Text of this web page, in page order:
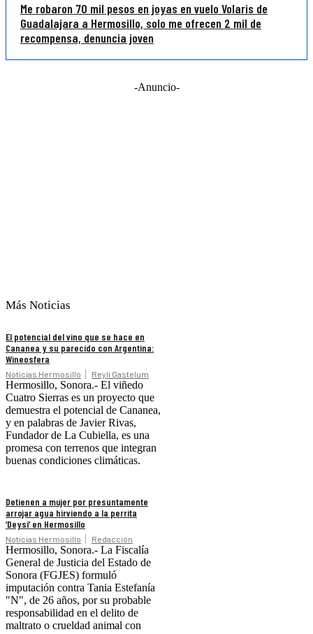
Me robaron 70 mil pesos en joyas en vuelo Volaris de
Guadalajara a Hermosillo, solo me ofrecen 2 mil de
recompensa, denuncia joven
-Anuncio-
Más Noticias
El potencial del vino que se hace en
Cananea y su parecido con Argentina:
Wineosfera
Noticias Hermosillo Reyli Gastelum
Hermosillo, Sonora.- El viñedo
Cuatro Sierras es un proyecto que
demuestra el potencial de Cananea,
y en palabras de Javier Rivas,
Fundador de La Cubiella, es una
promesa con terrenos que integran
buenas condiciones climáticas.
Detienen a mujer por presuntamente
arrojar agua hirviendo a la perrita
‘Deysi’ en Hermosillo
Noticias Hermosillo Redacción
Hermosillo, Sonora.- La Fiscalía
General de Justicia del Estado de
Sonora (FGJES) formuló
imputación contra Tania Estefanía
"N", de 26 años, por su probable
responsabilidad en el delito de
maltrato o crueldad animal con